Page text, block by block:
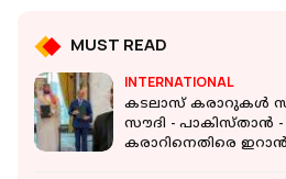
MUST READ
INTERNATIONAL
കടലാസ് കരാറുകൾ
സൗദി - പാകിസ്താൻ
കരാറിനെതിരെ ഇറാൻ